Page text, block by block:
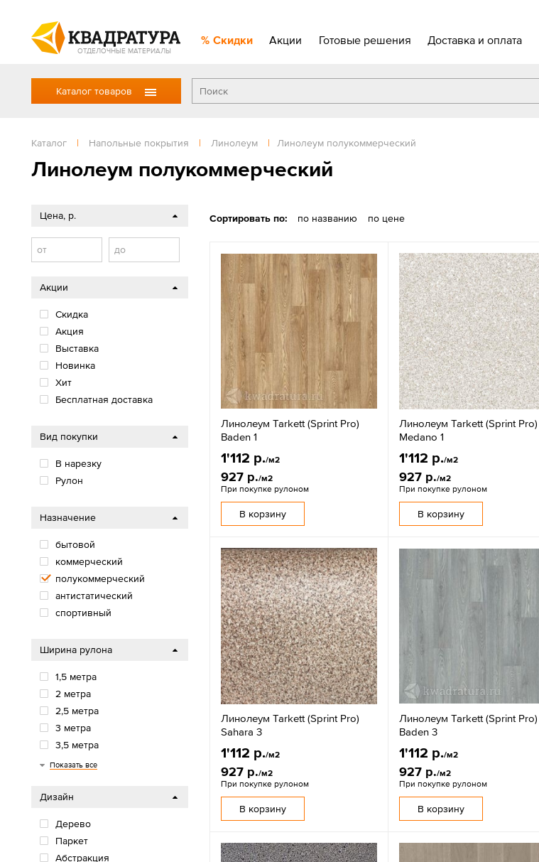
ОТДЕЛОЧНЫЕ МАТЕРИАЛЫ
Скидки Акции Готовые решения Доставка и оплата
Каталог товаров
Каталог | Напольные покрытия | Линолеум | Линолеум полукоммерческий
Линолеум полукоммерческий
Сортировать по: по названию по цене
Линолеум Tarkett (Sprint Pro)
Baden 1
1'112 р./м2
927 р./м2
При покупке рулоном
В корзину
Линолеум Tarkett (Sprint Pro)
Medano 1
1'112 р./м2
927 р./м2
При покупке рулоном
В корзину
Линолеум Tarkett (Sprint Pro)
Sahara 3
1'112 р./м2
927 р./м2
При покупке рулоном
В корзину
Линолеум Tarkett (Sprint Pro)
Baden 3
1'112 р./м2
927 р./м2
При покупке рулоном
В корзину
Цена, р.
от до
Акции
Скидка
Акция
Выставка
Новинка
Хит
Бесплатная доставка
Вид покупки
В нарезку
Рулон
Назначение
бытовой
коммерческий
полукоммерческий
антистатический
спортивный
Ширина рулона
1,5 метра
2 метра
2,5 метра
3 метра
3,5 метра
4 метра
5 метров
Показать все
Дизайн
Дерево
Паркет
Абстракция